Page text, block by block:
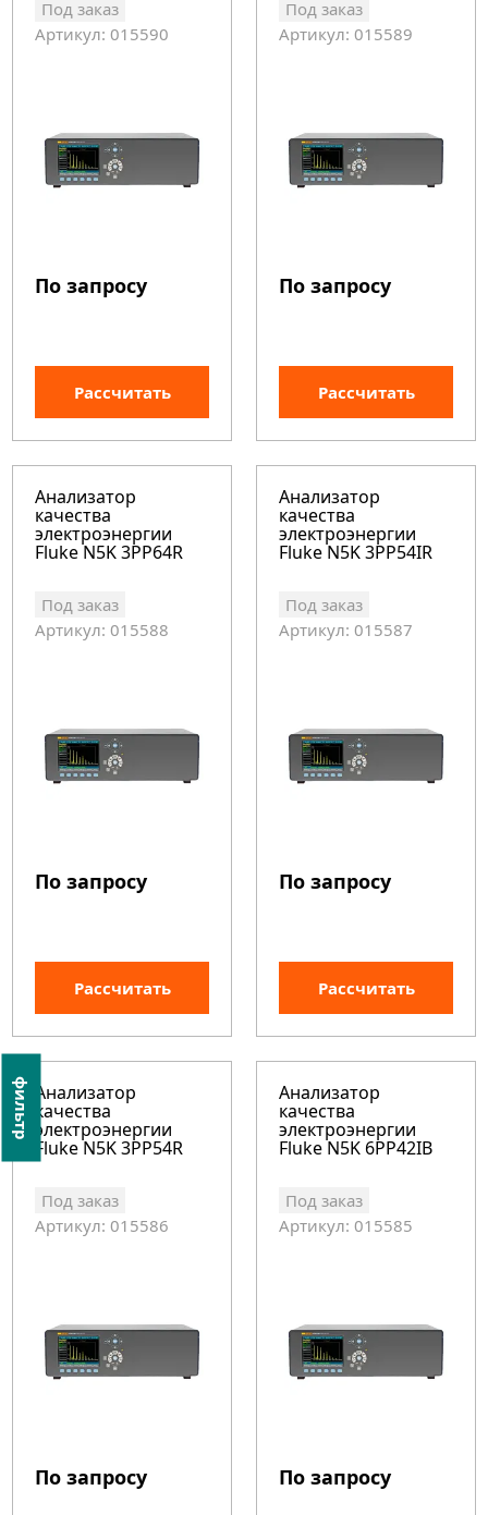
фильтр
Под заказ
Артикул: 015590
По запросу
Рассчитать
Под заказ
Артикул: 015589
По запросу
Рассчитать
Анализатор
качества
электроэнергии
Fluke N5K 3PP64R
Под заказ
Артикул: 015588
По запросу
Рассчитать
Анализатор
качества
электроэнергии
Fluke N5K 3PP54IR
Под заказ
Артикул: 015587
По запросу
Рассчитать
Анализатор
качества
электроэнергии
Fluke N5K 3PP54R
Под заказ
Артикул: 015586
По запросу
Анализатор
качества
электроэнергии
Fluke N5K 6PP42IB
Под заказ
Артикул: 015585
По запросу